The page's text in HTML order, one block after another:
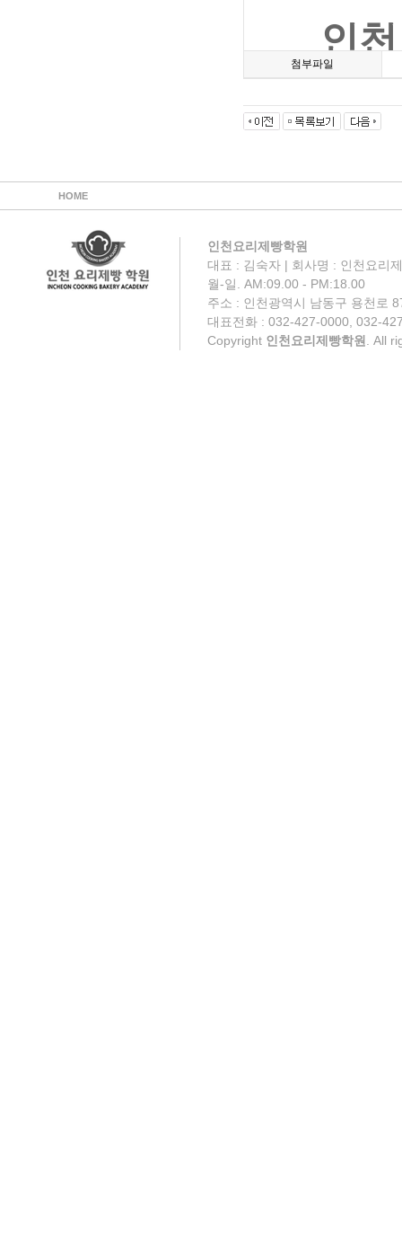
인
첨부파일
HOME
인천요리제빵학원
대표 : 김숙자 | 회사명 : 인천요리
월-일. AM:09.00 - PM:18.00
주소 : 인천광역시 남동구 용천로
대표전화 : 032-427-0000, 032-
Copyright 인천요리제빵학원 . All